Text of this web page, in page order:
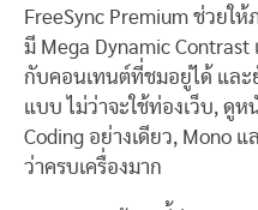
FreeSync Premium ช่วยใ
มี Mega Dynamic Contrast
กับคอนเทนต์ที่ชมอยู่ได้ และ
แบบ ไม่ว่าจะใช้ท่องเว็บ, ดูห
Coding อย่างเดียว, Mono แ
ว่าครบเครื่องมาก